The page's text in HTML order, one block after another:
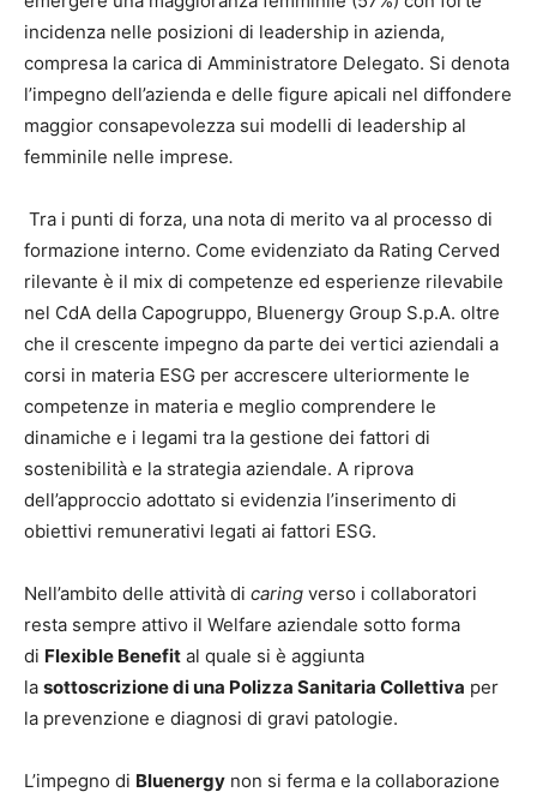
incidenza nelle posizioni di leadership in azienda,
compresa la carica di Amministratore Delegato. Si denota
l’impegno dell’azienda e delle figure apicali nel diffondere
maggior consapevolezza sui modelli di leadership al
femminile nelle imprese.
Tra i punti di forza, una nota di merito va al processo di
formazione interno. Come evidenziato da Rating Cerved
rilevante è il mix di competenze ed esperienze rilevabile
nel CdA della Capogruppo, Bluenergy Group S.p.A. oltre
che il crescente impegno da parte dei vertici aziendali a
corsi in materia ESG per accrescere ulteriormente le
competenze in materia e meglio comprendere le
dinamiche e i legami tra la gestione dei fattori di
sostenibilità e la strategia aziendale. A riprova
dell’approccio adottato si evidenzia l’inserimento di
obiettivi remunerativi legati ai fattori ESG.
Nell’ambito delle attività di caring verso i collaboratori
resta sempre attivo il Welfare aziendale sotto forma
di Flexible Benefit al quale si è aggiunta
la sottoscrizione di una Polizza Sanitaria Collettiva per
la prevenzione e diagnosi di gravi patologie.
L’impegno di Bluenergy non si ferma e la collaborazione